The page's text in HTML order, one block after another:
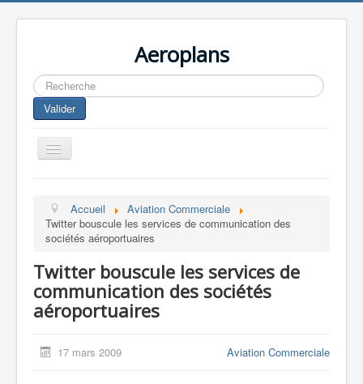
Aeroplans
Rechercher
Valider
Toggle
Navigation
Aviation Commerciale
Aviation d'Affaire
Aviation Militaire
Europespace
Drones
Accueil
Aviation Commerciale
Twitter bouscule les services de communication des
sociétés aéroportuaires
Twitter bouscule les services de
communication des sociétés
aéroportuaires
17 mars 2009 Aviation Commerciale